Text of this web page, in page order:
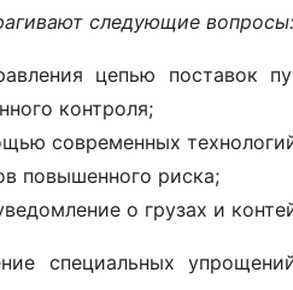
следующие вопросы:
цепью поставок
контроля;
современных
повышенного риска;
о грузах и
специальных